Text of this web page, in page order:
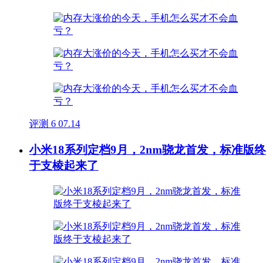
评测 6 07.14
小米18系列定档9月，2nm骁龙首发，标准版终
于支棱起来了